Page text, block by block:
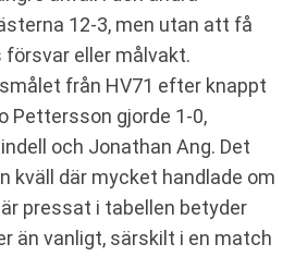
12-3, men utan att få
eller målvakt.
från HV71 efter knappt
Pettersson gjorde 1-0,
och Jonathan Ang. Det
kväll där mycket handlade om
pressat i tabellen betyder
än vanligt, särskilt i en match